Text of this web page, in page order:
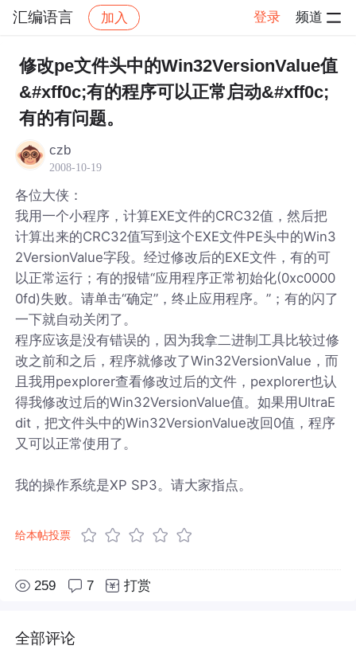
汇编语言 加入 登录 频道
社区 汇编语言 帖子详情
修改pe文件头中的Win32VersionValue值
&#xff0c;有的程序可以正常启动&#xff0c;
有的有问题。
czb
2008-10-19
各位大侠：
我用一个小程序，计算EXE文件的CRC32值，然后把
计算出来的CRC32值写到这个EXE文件PE头中的Win3
2VersionValue字段。经过修改后的EXE文件，有的可
以正常运行；有的报错“应用程序正常初始化(0xc0000
0fd)失败。请单击“确定”，终止应用程序。”；有的闪了
一下就自动关闭了。
程序应该是没有错误的，因为我拿二进制工具比较过修
改之前和之后，程序就修改了Win32VersionValue，而
且我用pexplorer查看修改过后的文件，pexplorer也认
得我修改过后的Win32VersionValue值。如果用UltraE
dit，把文件头中的Win32VersionValue改回0值，程序
又可以正常使用了。
我的操作系统是XP SP3。请大家指点。
给本帖投票
259 7 打赏
全部评论